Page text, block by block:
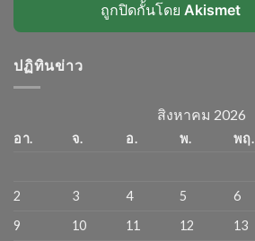
ถูกปิดกั้นโดย Akismet
ปฏิทินข่าว
สิงหาคม 2026
อา. จ. อ. พ. พฤ.
2
3 4 5 6
9
10 11 12 13